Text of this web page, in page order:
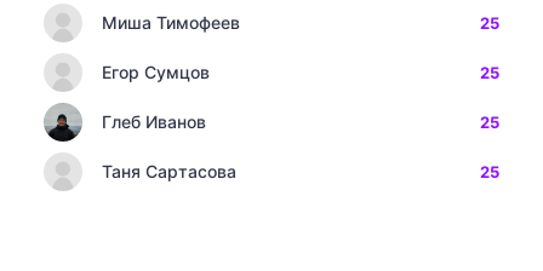
Миша Тимофеев 25
Егор Сумцов 25
Глеб Иванов 25
Таня Сартасова 25